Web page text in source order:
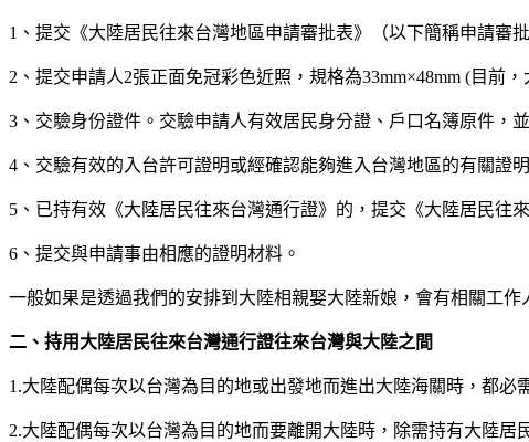
1、提交《大陸居民往來台灣地區申請審批表》（以下簡稱申請審批
2、提交申請人2張正面免冠彩色近照，規格為33mm×48mm (目前
3、交驗身份證件。交驗申請人有效居民身分證、戶口名簿原件，
4、交驗有效的入台許可證明或經確認能夠進入台灣地區的有關證
5、已持有效《大陸居民往來台灣通行證》的，提交《大陸居民往
6、提交與申請事由相應的證明材料。
一般如果是透過我們的安排到大陸相親娶大陸新娘，會有相關工
二、持用大陸居民往來台灣通行證往來台灣與大陸之間
1.大陸配偶每次以台灣為目的地或出發地而進出大陸海關時，都必
2.大陸配偶每次以台灣為目的地而要離開大陸時，除需持有大陸